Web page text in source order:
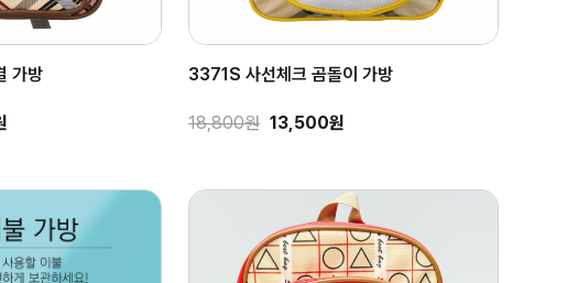
가방 3371S 사선체크 곰돌이 가방
18,800원 13,500원